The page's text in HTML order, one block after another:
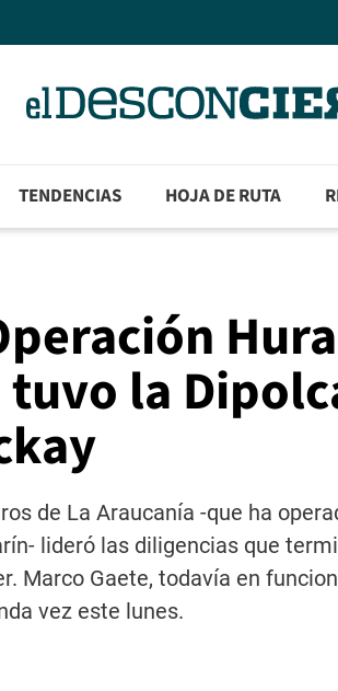
TENDENCIAS HOJA DE RUTA
la
de La Araucanía -que ha
lideró las diligencias que
Marco Gaete, todavía en
vez este lunes.